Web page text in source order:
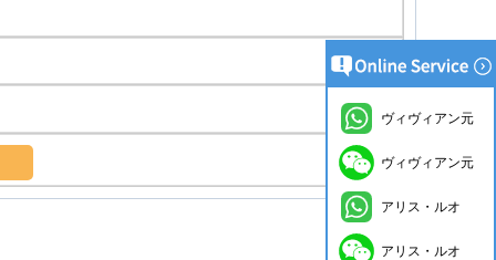
ヴィヴィアン元
ヴィヴィアン元
アリス・ルオ
アリス・ルオ